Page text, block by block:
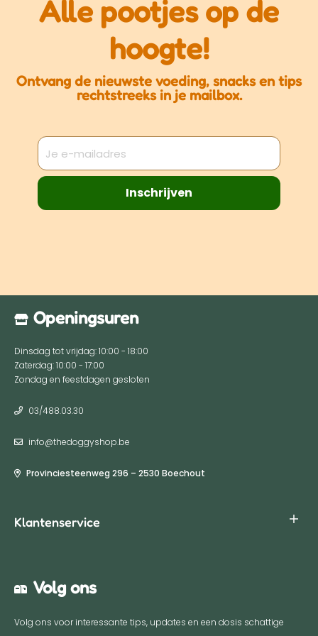
Een sportieve knuffelvriend waarmee jouw hond
helemaal klaar is voor de aftrap 🐶⚽✨
KONG Wild
Knots Sport Bear
Alle pootjes op de
hoogte!
Ontvang de nieuwste voeding, snacks en tips
rechtstreeks in je mailbox.
Inschrijven
Openingsuren
Dinsdag tot vrijdag: 10:00 - 18:00
Zaterdag: 10:00 - 17:00
Zondag en feestdagen gesloten
03/488.03.30
info@thedoggyshop.be
Provinciesteenweg 296 – 2530 Boechout
Klantenservice
Privacy policy
Retour aanmelden
Volg ons
Volg ons voor interessante tips, updates en een dosis schattige